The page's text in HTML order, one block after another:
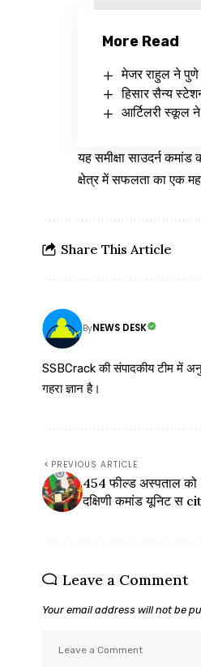
More Read
मेजर राहुल ने पुणे
हिसार सैन्य
आर्टिलरी स्कूल ने
यह समीक्षा साउदर्न
क्षेत्र में सफलता का एक
Share This Article
ByNEWS DESK
SSBCrack की संपादकीय टीम में
गहरा ज्ञान है।
PREVIOUS ARTICLE
454 फील्ड अस्पताल
दक्षिणी कमांड यूनिट स
Leave a Comment
Your email address will not be